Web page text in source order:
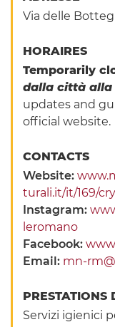
Via delle
HORAIRES
Temporarily
dalla città alla
updates and
official website.
CONTACTS
Website:
turali.it/it/169/
Instagram:
leromano
Facebook:
Email: mn-
PRESTATIONS
Servizi igienici